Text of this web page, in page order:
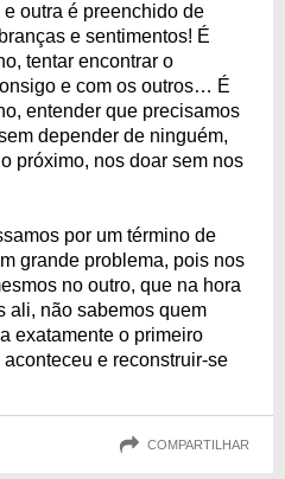
outra é preenchido de
e sentimentos! É
tentar encontrar o
e com os outros… É
entender que precisamos
depender de ninguém,
próximo, nos doar sem nos
por um término de
grande problema, pois nos
no outro, que na hora
ali, não sabemos quem
exatamente o primeiro
e reconstruir-se
COMPARTILHAR